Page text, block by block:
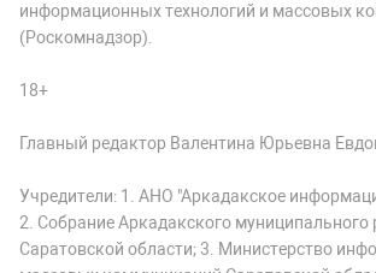
информационных технологий и массовых
(Роскомнадзор).
18+
Главный редактор Валентина Юрьевна
Учредители: 1. АНО "Аркадакское
2. Собрание Аркадакского муниципального
Саратовской области; 3. Министерство